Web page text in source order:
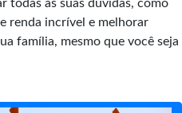
todas as suas dúvidas, como
renda incrível e melhorar
família, mesmo que você seja